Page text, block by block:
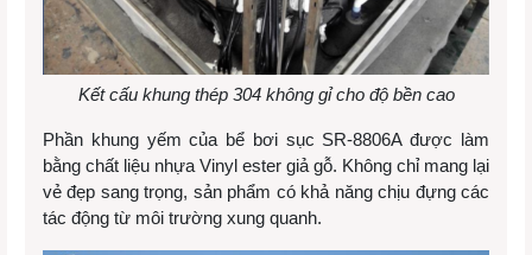
Kết cấu khung thép 304 không gỉ cho độ bền cao
Phần khung yếm của bể bơi sục SR-8806A được làm
bằng chất liệu nhựa Vinyl ester giả gỗ. Không chỉ mang lại
vẻ đẹp sang trọng, sản phẩm có khả năng chịu đựng các
tác động từ môi trường xung quanh.